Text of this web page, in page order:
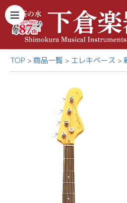
TOP 商品一覧 エレキベース